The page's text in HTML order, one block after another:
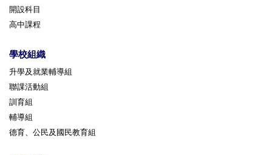
開設科目
高中課程
學校組織
升學及就業輔導組
聯課活動組
訓育組
輔導組
德育、公民及國民教育組